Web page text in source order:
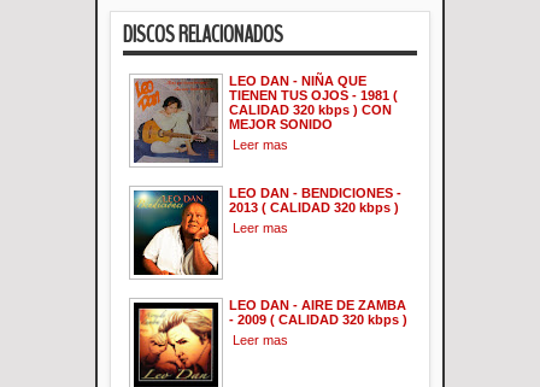
DISCOS RELACIONADOS
LEO DAN - NIÑA QUE
TIENEN TUS OJOS - 1981 (
CALIDAD 320 kbps ) CON
MEJOR SONIDO
Leer mas
LEO DAN - BENDICIONES -
2013 ( CALIDAD 320 kbps )
Leer mas
LEO DAN - AIRE DE ZAMBA
- 2009 ( CALIDAD 320 kbps )
Leer mas